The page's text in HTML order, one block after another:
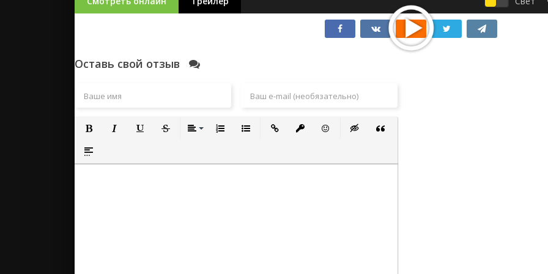
Оставь свой отзыв
Полужирный
Вставка спойлера